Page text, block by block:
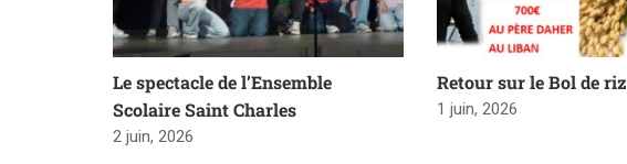
Le spectacle de l’Ensemble
Scolaire Saint Charles
2 juin, 2026
Retour sur le Bol de riz
1 juin, 2026